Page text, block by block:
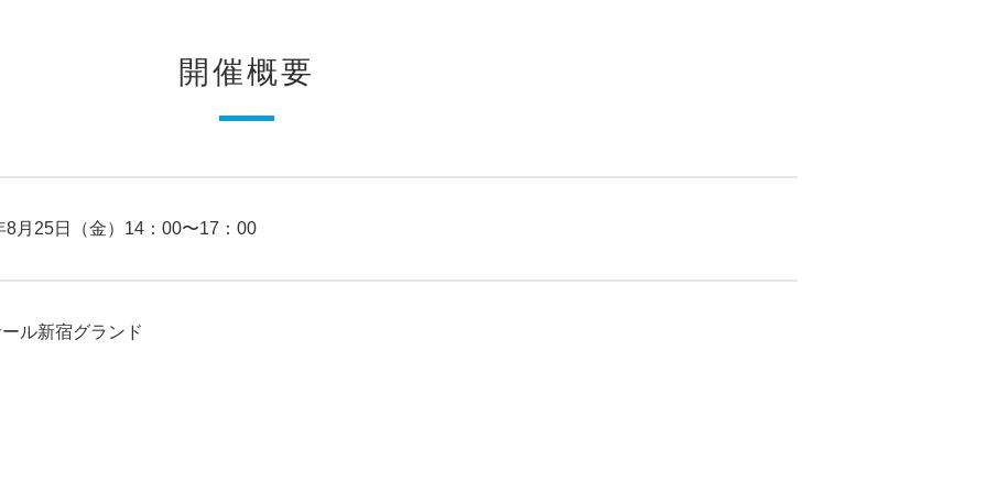
開催概要
8月25日（金）14：00〜17：00
ル新宿グランド